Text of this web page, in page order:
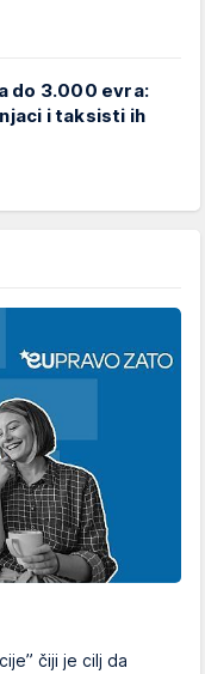
do 3.000 evra:
i taksisti ih
čiji je cilj da